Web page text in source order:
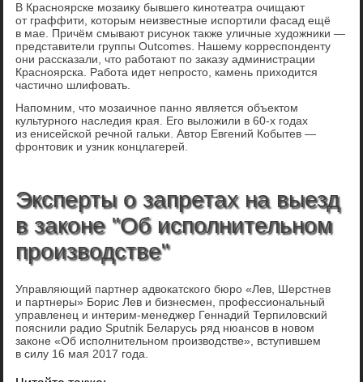
В Красноярске мозаику бывшего кинотеатра очищают
от граффити, которым неизвестные испортили фасад ещё
в мае. Причём смывают рисунок также уличные художники —
представители группы Outcomes. Нашему корреспонденту
они рассказали, что работают по заказу администрации
Красноярска. Работа идет непросто, камень приходится
частично шлифовать.
Напомним, что мозаичное панно является объектом
культурного наследия края. Его выложили в 60-х годах
из енисейской речной гальки. Автор Евгений Кобытев —
фронтовик и узник концлагерей.
Эксперты о запретах на выезд
в законе "Об исполнительном
производстве"
Управляющий партнер адвокатского бюро «Лев, Шерстнев
и партнеры» Борис Лев и бизнесмен, профессиональный
управленец и интерим-менеджер Геннадий Терпиловский
пояснили радио Sputnik Беларусь ряд нюансов в новом
законе «Об исполнительном производстве», вступившем
в силу 16 мая 2017 года.